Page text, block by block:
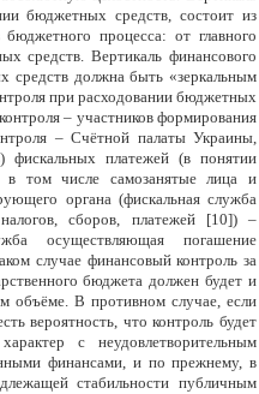
бюджетных средств, состоит из
процесса: от главного
средств. Вертикаль финансового
средств должна быть «зеркальным
при расходовании бюджетных
– участников формирования
– Счётной палаты Украины,
фискальных платежей (в понятии
в том числе самозанятые лица и
органа (фискальная служба
сборов, платежей [10]) –
осуществляющая погашение
случае финансовый контроль за
бюджета должен будет и
объёме. В противном случае, если
вероятность, что контроль будет
с неудовлетворительным
финансами, и по прежнему, в
стабильности публичным